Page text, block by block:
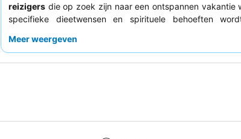
reizigers die op zoek zijn naar een ontspannen vakantie
specifieke dieetwensen en spirituele behoeften
wateractiviteiten
het laagseizoen, en om de verwachtingen met
Meer weergeven